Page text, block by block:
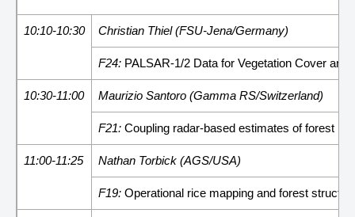
10:10-10:30 Christian Thiel (FSU-Jena/Germany)
F24: PALSAR-1/2 Data for Vegetation Cover
10:30-11:00 Maurizio Santoro (Gamma RS/Switzerland)
F21: Coupling radar-based estimates of forest
11:00-11:25 Nathan Torbick (AGS/USA)
F19: Operational rice mapping and forest